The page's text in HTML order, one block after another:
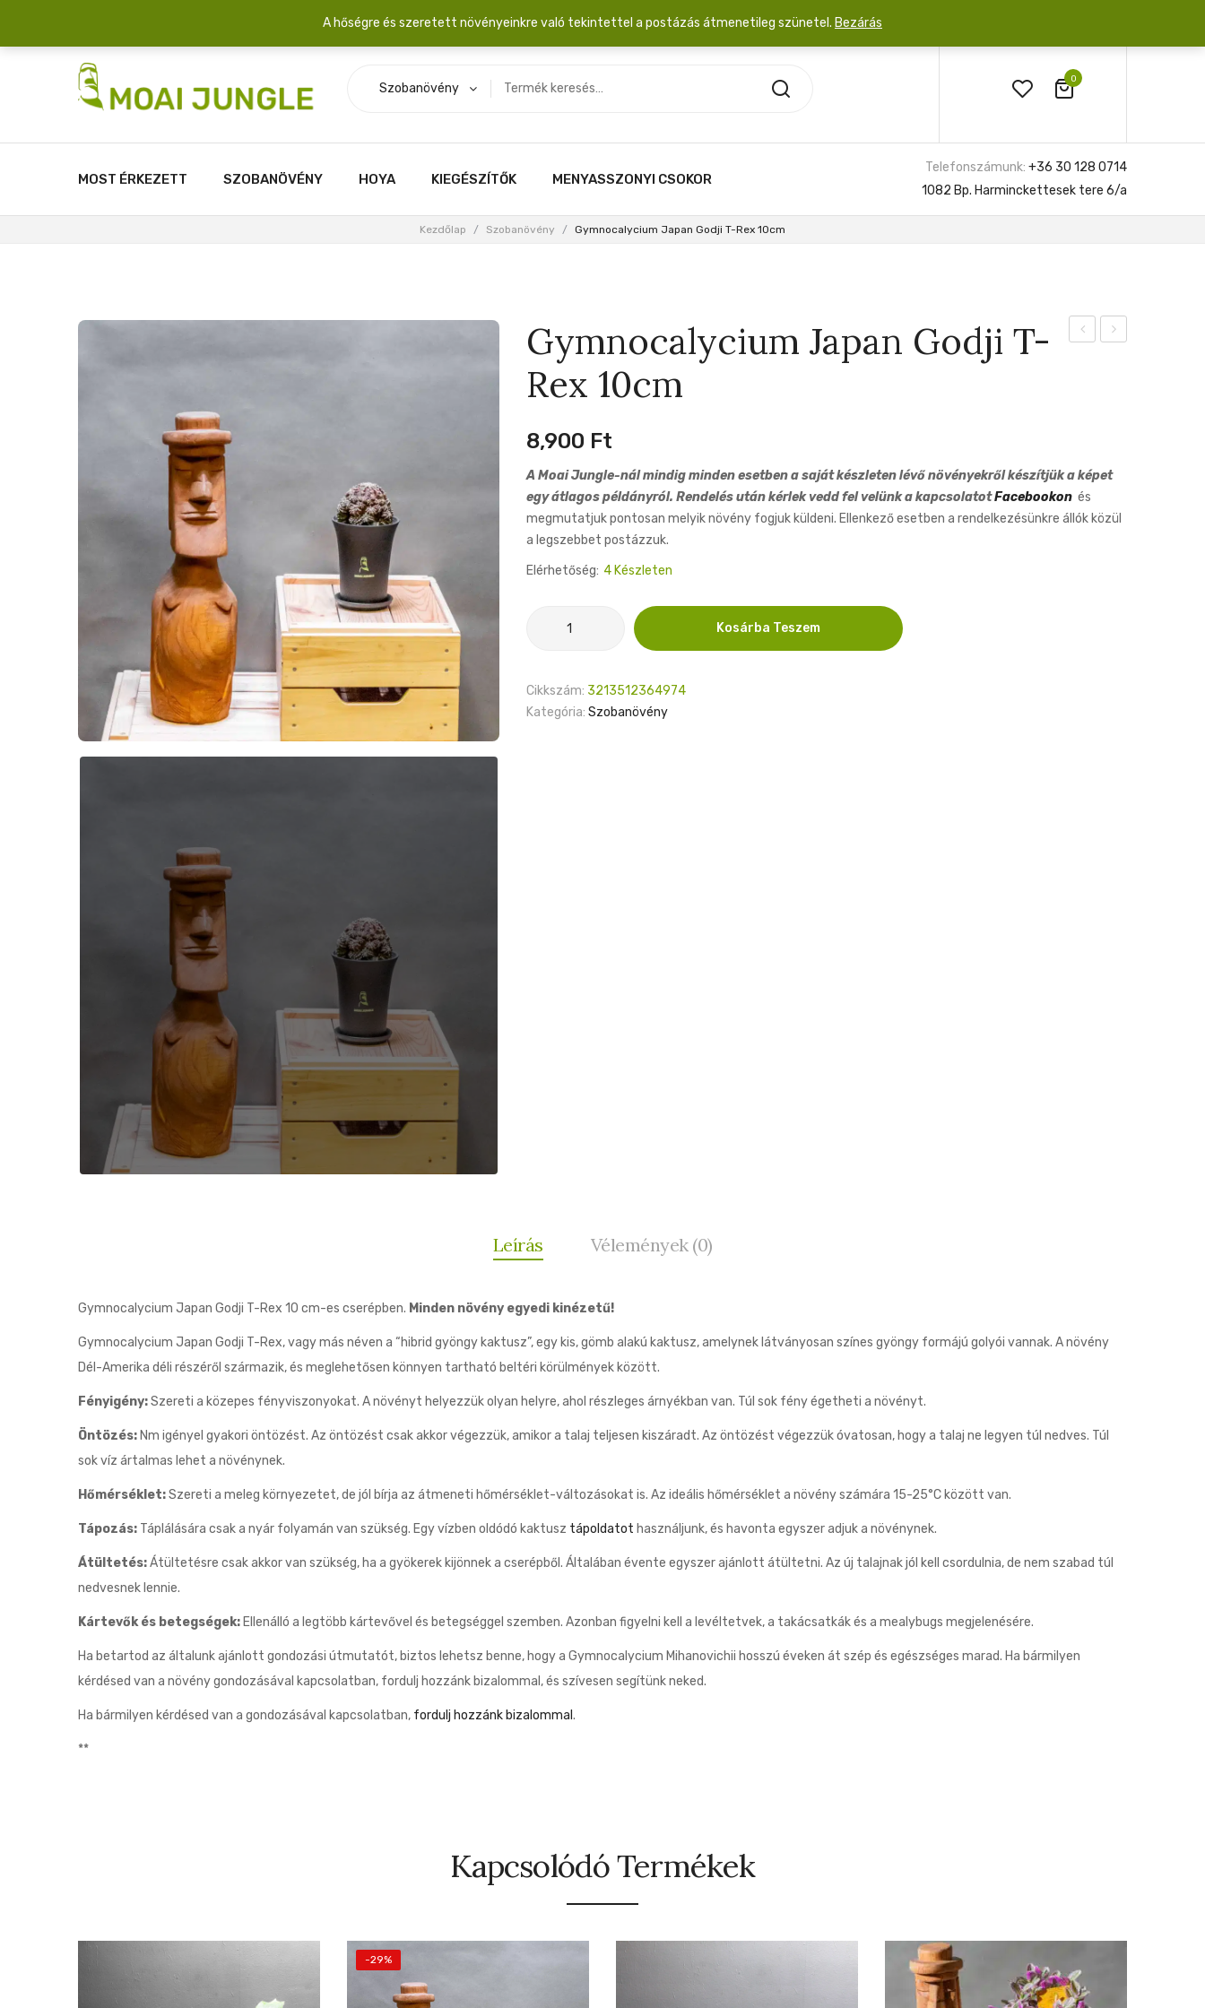
Szállítási díj: 2.200 Ft/csomag átlagosan 3-5 növény fér egy dobozba. 20.000 Ft érték felett INGYEN posta!
0
Szobanövény
MOST ÉRKEZETT SZOBANÖVÉNY HOYA KIEGÉSZÍTŐK MENYASSZONYI CSOKOR
Telefonszámunk: +36 30 128 0714
1082 Bp. Harminckettesek tere 6/a
Kezdőlap / Szobanövény / Gymnocalycium Japan Godji T-Rex 10cm
Gymnocalycium Japan Godji T-
Rex 10cm
8,900 Ft
A Moai Jungle-nál mindig minden esetben a saját készleten lévő növényekről készítjük a képet
egy átlagos példányról. Rendelés után kérlek vedd fel velünk a kapcsolatotFacebookon és
megmutatjuk pontosan melyik növény fogjuk küldeni. Ellenkező esetben a rendelkezésünkre állók közül
a legszebbet postázzuk.
Elérhetőség: 4 Készleten
10cm
Kosárba Teszem
Cikkszám: 3213512364974
Kategória: Szobanövény
Leírás Vélemények (0)
Gymnocalycium Japan Godji T-Rex 10 cm-es cserépben. Minden növény egyedi kinézetű!
Gymnocalycium Japan Godji T-Rex, vagy más néven a “hibrid gyöngy kaktusz”, egy kis, gömb alakú kaktusz, amelynek látványosan színes gyöngy formájú golyói vannak. A növény
Dél-Amerika déli részéről származik, és meglehetősen könnyen tartható beltéri körülmények között.
Fényigény:Szereti a közepes fényviszonyokat. A növényt helyezzük olyan helyre, ahol részleges árnyékban van. Túl sok fény égetheti a növényt.
Öntözés: Nm igényel gyakori öntözést. Az öntözést csak akkor végezzük, amikor a talaj teljesen kiszáradt. Az öntözést végezzük óvatosan, hogy a talaj ne legyen túl nedves. Túl
sok víz ártalmas lehet a növénynek.
Hőmérséklet:Szereti a meleg környezetet, de jól bírja az átmeneti hőmérséklet-változásokat is. Az ideális hőmérséklet a növény számára 15-25°C között van.
Tápozás: Táplálására csak a nyár folyamán van szükség. Egy vízben oldódó kaktusz tápoldatot használjunk, és havonta egyszer adjuk a növénynek.
Átültetés:Átültetésre csak akkor van szükség, ha a gyökerek kijönnek a cserépből. Általában évente egyszer ajánlott átültetni. Az új talajnak jól kell csordulnia, de nem szabad túl
nedvesnek lennie.
Kártevők és betegségek: Ellenálló a legtöbb kártevővel és betegséggel szemben. Azonban figyelni kell a levéltetvek, a takácsatkák és a mealybugs megjelenésére.
Ha betartod az általunk ajánlott gondozási útmutatót, biztos lehetsz benne, hogy a Gymnocalycium Mihanovichii hosszú éveken át szép és egészséges marad. Ha bármilyen
kérdésed van a növény gondozásával kapcsolatban, fordulj hozzánk bizalommal, és szívesen segítünk neked.
Ha bármilyen kérdésed van a gondozásával kapcsolatban, fordulj hozzánk bizalommal .
**
Kapcsolódó Termékek
-29%
A hőségre és szeretett növényeinkre való tekintettel a postázás átmenetileg szünetel. Bezárás